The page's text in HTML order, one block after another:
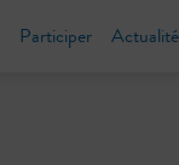
Participer